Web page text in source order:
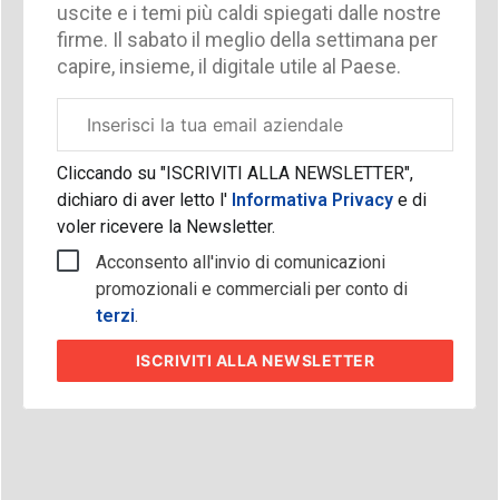
uscite e i temi più caldi spiegati dalle nostre
firme. Il sabato il meglio della settimana per
capire, insieme, il digitale utile al Paese.
aziendale
Cliccando su "ISCRIVITI ALLA NEWSLETTER",
dichiaro di aver letto l'Informativa Privacy e di
voler ricevere la Newsletter.
Acconsento all'invio di comunicazioni
promozionali e commerciali per conto di
terzi.
ISCRIVITI ALLA NEWSLETTER